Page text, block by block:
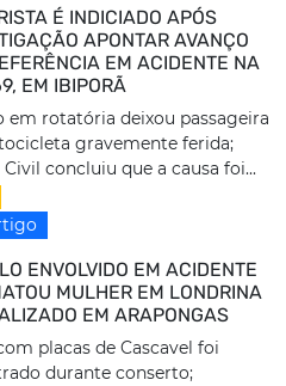
É INDICIADO APÓS
APONTAR AVANÇO
EM ACIDENTE NA
EM IBIPORÃ
em rotatória deixou passageira
gravemente ferida;
concluiu que a causa foi...
ENVOLVIDO EM ACIDENTE
MULHER EM LONDRINA
EM ARAPONGAS
placas de Cascavel foi
durante conserto;